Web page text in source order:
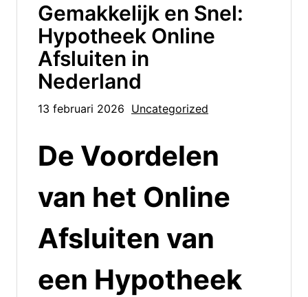
Gemakkelijk en Snel:
Hypotheek Online
Afsluiten in
Nederland
13 februari 2026 Uncategorized
De Voordelen
van het Online
Afsluiten van
een Hypotheek